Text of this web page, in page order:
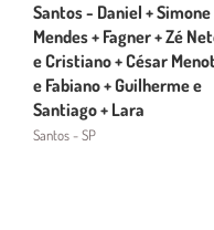
Santos - Daniel + Simone
Mendes + Fagner + Zé
e Cristiano + César
e Fabiano + Guilherme e
Santiago + Lara
Santos - SP